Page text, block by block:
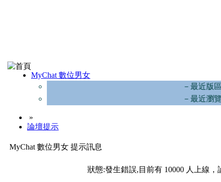
MyChat 數位男女
－最近版
－最近瀏
»
論壇提示
MyChat 數位男女 提示訊息
狀態:發生錯誤,目前有 10000 人上線